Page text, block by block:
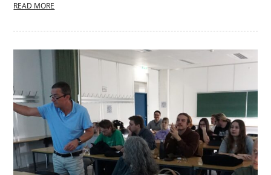
READ MORE